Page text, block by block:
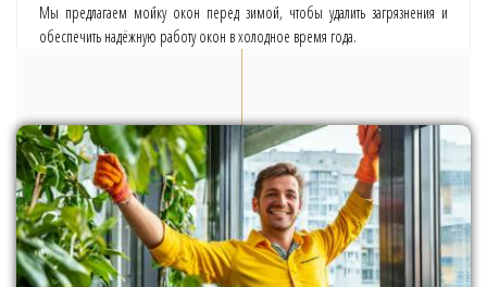
Мы предлагаем мойку окон перед зимой, чтобы удалить загрязнения и
обеспечить надёжную работу окон в холодное время года.